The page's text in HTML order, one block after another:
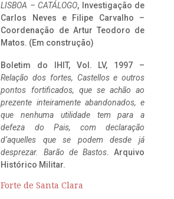
LISBOA – CATÁLOGO, Investigação de
Carlos Neves e Filipe Carvalho –
Coordenação de Artur Teodoro de
Matos. (Em construção)
Boletim do IHIT, Vol. LV, 1997 –
Relação dos fortes, Castellos e outros
pontos fortificados, que se achão ao
prezente inteiramente abandonados, e
que nenhuma utilidade tem para a
defeza do Pais, com declaração
d’aquelles que se podem desde já
desprezar. Barão de Bastos. Arquivo
Histórico Militar.
Forte de Santa Clara